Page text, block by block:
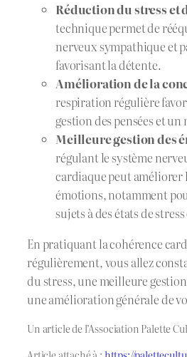
Réduction du stress et
technique permet de
nerveux sympathique et
favorisant la détente.
Amélioration de la
respiration régulière
gestion des pensées et
Meilleure gestion des
régulant le système
cardiaque peut améliorer
émotions, notamment
sujets à des états de
En pratiquant la cohérence
régulièrement, vous allez
du stress, une meilleure
une amélioration générale de
Un article de l’Association Palette